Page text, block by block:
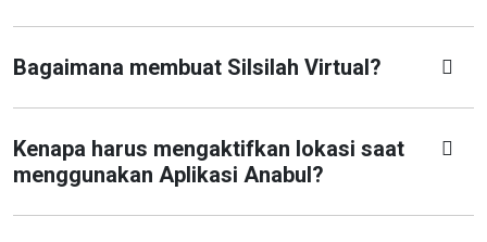
Bagaimana membuat Silsilah Virtual?
Kenapa harus mengaktifkan lokasi saat
menggunakan Aplikasi Anabul?